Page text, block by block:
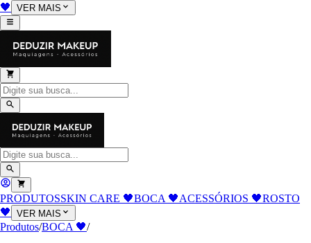
🖤
VER MAIS
PRODUTOSSKIN CARE 🖤BOCA 🖤ACESSÓRIOS 🖤ROSTO
🖤
VER MAIS
Produtos/BOCA 🖤/